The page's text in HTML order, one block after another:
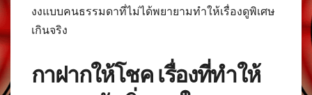
งงแบบคนธรรมดาที่ไม่ได้พยายามทำให้เรื่องดูพิเศษ
เกินจริง
กาฝากให้โชค เรื่องที่ทำให้